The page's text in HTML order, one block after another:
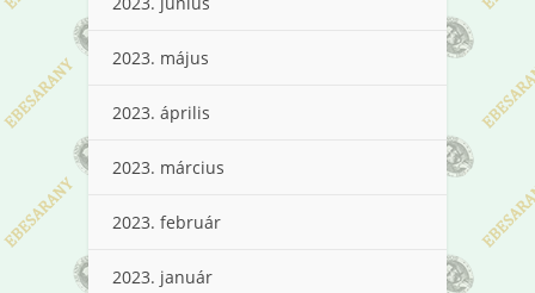
2023. május
2023. április
2023. március
2023. február
2023. január